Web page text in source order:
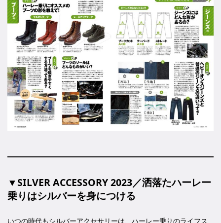
▼SILVER ACCESSORY 2023／洒落たハーレー
乗りはシルバーを身につける
いつの時代もシルバーアクセサリーは、ハーレー乗りのライフス